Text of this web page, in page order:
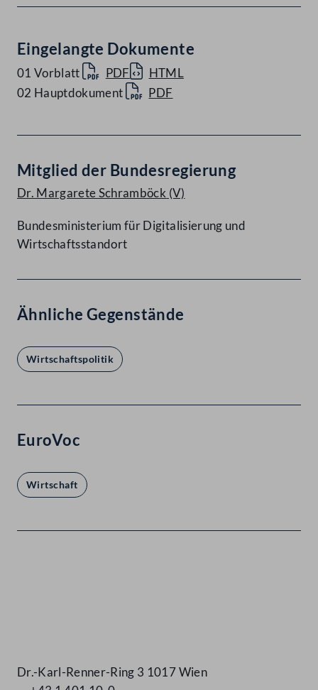
Eingelangte Dokumente
01 Vorblatt PDF
HTML
02 Hauptdokument
PDF
Mitglied der Bundesregierung
Dr. Margarete Schramböck (V)
Bundesministerium für Digitalisierung und
Wirtschaftsstandort
Ähnliche Gegenstände
Wirtschaftspolitik
EuroVoc
Wirtschaft
Dr.-Karl-Renner-Ring 3 1017 Wien